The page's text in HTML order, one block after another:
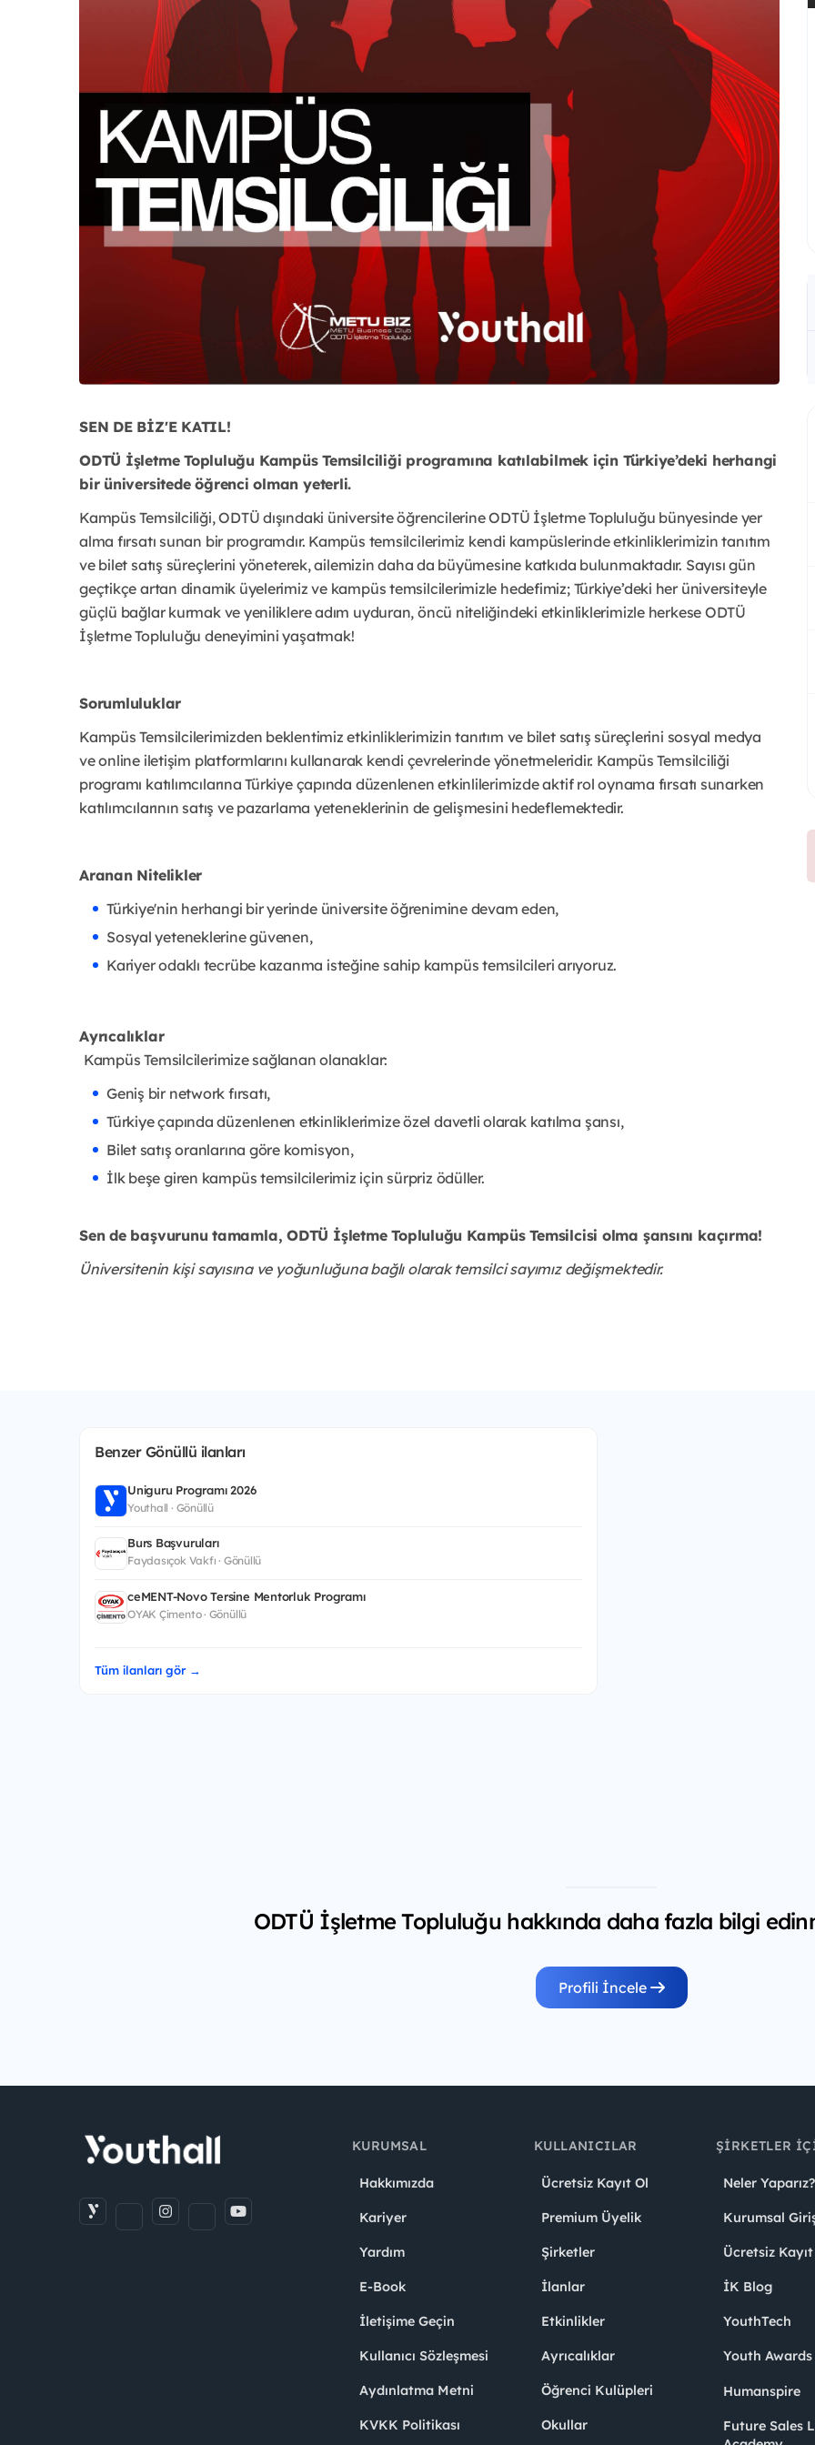
SEN DE BİZ'E KATIL!
ODTÜ İşletme Topluluğu Kampüs Temsilciliği programına katılabilmek için Türkiye’deki herhangi
bir üniversitede öğrenci olman yeterli.
Kampüs Temsilciliği, ODTÜ dışındaki üniversite öğrencilerine ODTÜ İşletme Topluluğu bünyesinde yer
alma fırsatı sunan bir programdır. Kampüs temsilcilerimiz kendi kampüslerinde etkinliklerimizin tanıtım
ve bilet satış süreçlerini yöneterek, ailemizin daha da büyümesine katkıda bulunmaktadır. Sayısı gün
geçtikçe artan dinamik üyelerimiz ve kampüs temsilcilerimizle hedefimiz; Türkiye’deki her üniversiteyle
güçlü bağlar kurmak ve yeniliklere adım uyduran, öncü niteliğindeki etkinliklerimizle herkese ODTÜ
İşletme Topluluğu deneyimini yaşatmak!
Sorumluluklar
Kampüs Temsilcilerimizden beklentimiz etkinliklerimizin tanıtım ve bilet satış süreçlerini sosyal medya
ve online iletişim platformlarını kullanarak kendi çevrelerinde yönetmeleridir. Kampüs Temsilciliği
programı katılımcılarına Türkiye çapında düzenlenen etkinlilerimizde aktif rol oynama fırsatı sunarken
katılımcılarının satış ve pazarlama yeteneklerinin de gelişmesini hedeflemektedir.
Aranan Nitelikler
Türkiye'nin herhangi bir yerinde üniversite öğrenimine devam eden,
Sosyal yeteneklerine güvenen,
Kariyer odaklı tecrübe kazanma isteğine sahip kampüs temsilcileri arıyoruz.
Ayrıcalıklar
Kampüs Temsilcilerimize sağlanan olanaklar:
Geniş bir network fırsatı,
Türkiye çapında düzenlenen etkinliklerimize özel davetli olarak katılma şansı,
Bilet satış oranlarına göre komisyon,
İlk beşe giren kampüs temsilcilerimiz için sürpriz ödüller.
Sen de başvurunu tamamla, ODTÜ İşletme Topluluğu Kampüs Temsilcisi olma şansını kaçırma!
Üniversitenin kişi sayısına ve yoğunluğuna bağlı olarak temsilci sayımız değişmektedir.
Benzer Gönüllü ilanları
Uniguru Programı 2026
Youthall · Gönüllü
Burs Başvuruları
Faydasıçok Vakfı · Gönüllü
ceMENT-Novo Tersine Mentorluk Programı
OYAK Çimento · Gönüllü
Tüm ilanları gör →
ODTÜ İşletme Topluluğu hakkında daha fazla bilgi
Profili İncele
KURUMSAL
Hakkımızda
Kariyer
Yardım
E-Book
İletişime Geçin
Kullanıcı Sözleşmesi
Aydınlatma Metni
KVKK Politikası
KULLANICILAR
Ücretsiz Kayıt Ol
Premium Üyelik
Şirketler
İlanlar
Etkinlikler
Ayrıcalıklar
Öğrenci Kulüpleri
Okullar
ŞIRKETLER
Neler Yaparız?
Kurumsal
Ücretsiz Kayıt
İK Blog
YouthTech
Youth Awards
Humanspire
Future Sales